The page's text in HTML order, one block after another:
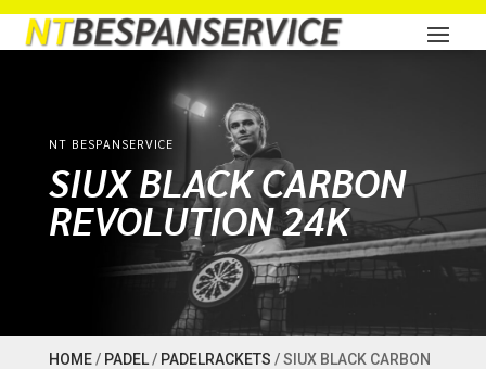
NT BESPANSERVICE
SIUX BLACK CARBON
REVOLUTION 24K
HOME/ PADEL/ PADELRACKETS / SIUX BLACK CARBON